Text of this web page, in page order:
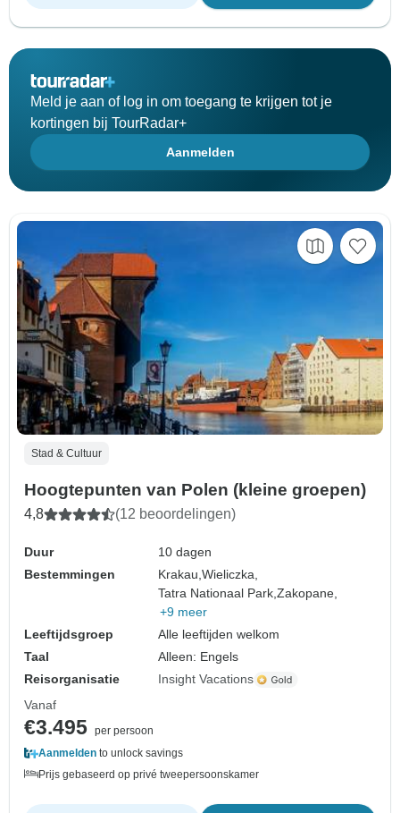
Meld je aan of log in om toegang te krijgen tot je
kortingen bij TourRadar+
Aanmelden
Stad & Cultuur
Hoogtepunten van Polen (kleine groepen)
4,8 (12 beoordelingen)
Duur
10 dagen
Bestemmingen
Krakau,Wieliczka,
Tatra Nationaal Park,Zakopane,
+9 meer
Leeftijdsgroep
Alle leeftijden welkom
Taal
Alleen: Engels
Reisorganisatie
Insight Vacations
Vanaf
€3.495 per persoon
Aanmelden to unlock savings
Prijs gebaseerd op privé tweepersoonskamer